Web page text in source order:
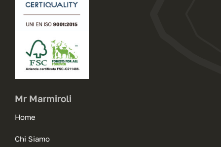
Mr Marmiroli
Home
Chi Siamo